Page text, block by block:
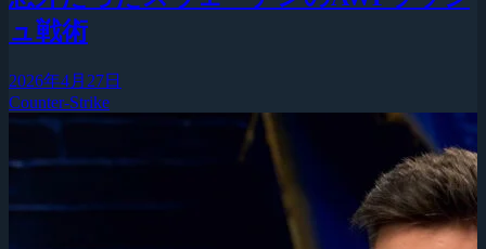
ュ戦術
2026年4月27日
Counter-Strike